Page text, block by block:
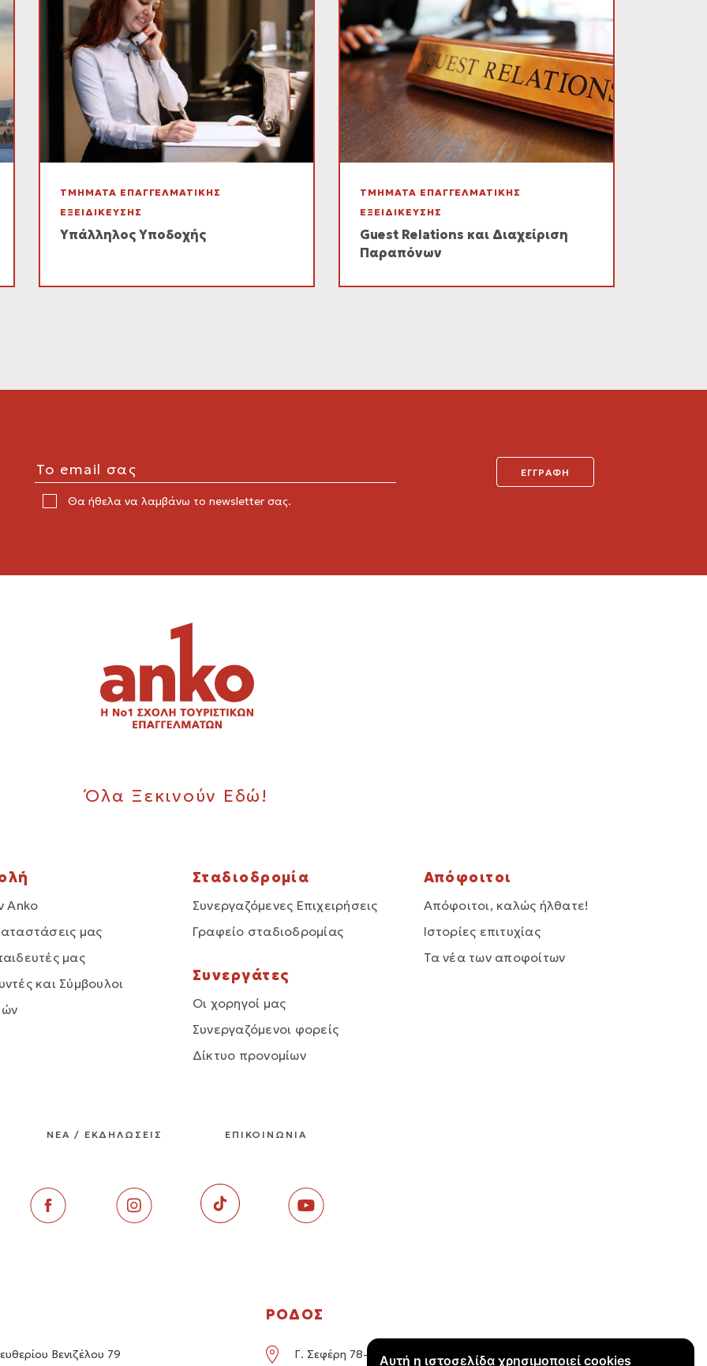
Αυτή η ιστοσελίδα χρησιμοποιεί cookies
ΤΜΗΜΑΤΑ ΕΠΑΓΓΕΛΜΑΤΙΚΗΣ
ΕΞΕΙΔΙΚΕΥΣΗΣ
Υπάλληλος Υποδοχής
ΤΜΗΜΑΤΑ ΕΠΑΓΓΕΛΜΑΤΙΚΗΣ
ΕΞΕΙΔΙΚΕΥΣΗΣ
Guest Relations και Διαχείριση
Παραπόνων
Θα ήθελα να λαμβάνω το newsletter σας.
Όλα Ξεκινούν Εδώ!
Anko
μας
μας
και Σύμβουλοι
Σταδιοδρομία
Συνεργαζόμενες Επιχειρήσεις
Γραφείο σταδιοδρομίας
Συνεργάτες
Οι χορηγοί μας
Συνεργαζόμενοι φορείς
Δίκτυο προνομίων
Απόφοιτοι
Απόφοιτοι, καλώς ήλθατε!
Ιστορίες επιτυχίας
Τα νέα των αποφοίτων
ΝΕΑ / ΕΚΔΗΛΩΣΕΙΣ ΕΠΙΚΟΙΝΩΝΙΑ
Βενιζέλου 79
ΡΟΔΟΣ
Γ. Σεφέρη 78-80, Εμπορικό κέντρο Μήδεια, Ρόδος